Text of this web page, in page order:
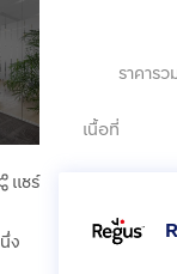
แชร์
ง
ราคาร
เนื้อที่